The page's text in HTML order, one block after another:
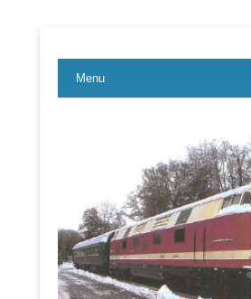
LBE-Express
Menu